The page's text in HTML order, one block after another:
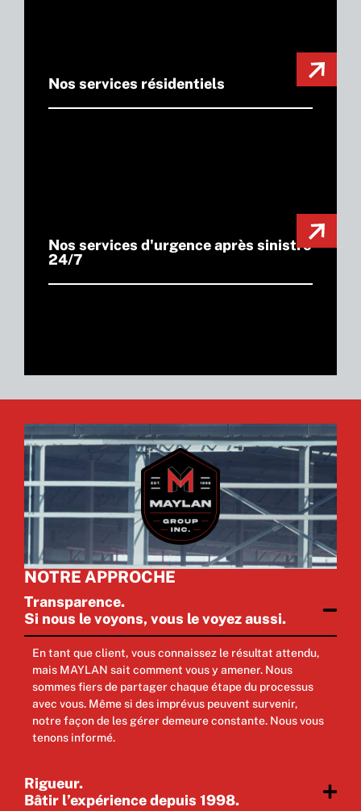
Nos services résidentiels
Nos services d'urgence après sinistre
24/7
NOTRE APPROCHE
Transparence.
Si nous le voyons, vous le voyez aussi.
En tant que client, vous connaissez le résultat attendu,
mais MAYLAN sait comment vous y amener. Nous
sommes fiers de partager chaque étape du processus
avec vous. Même si des imprévus peuvent survenir,
notre façon de les gérer demeure constante. Nous vous
tenons informé.
Rigueur.
Bâtir l’expérience depuis 1998.